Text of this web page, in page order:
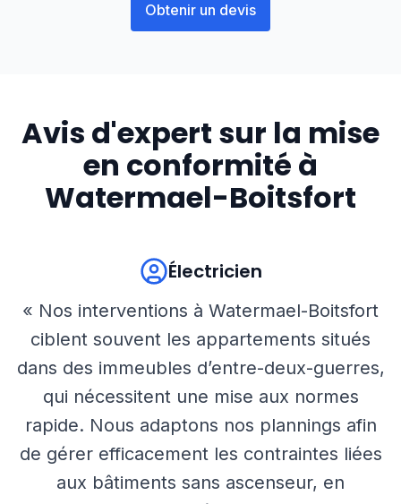
Obtenir un devis
Avis d'expert sur la mise
en conformité à
Watermael-Boitsfort
Électricien
« Nos interventions à Watermael-Boitsfort
ciblent souvent les appartements situés
dans des immeubles d’entre-deux-guerres,
qui nécessitent une mise aux normes
rapide. Nous adaptons nos plannings afin
de gérer efficacement les contraintes liées
aux bâtiments sans ascenseur, en